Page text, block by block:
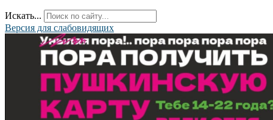
Искать...
Версия для слабовидящих